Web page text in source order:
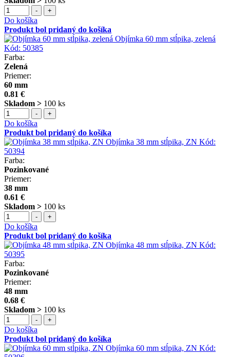
- +
Do košíka
Produkt bol pridaný do košíka
Objímka 60 mm stĺpika, zelená
Kód: 50385
Farba:
Zelená
Priemer:
60 mm
0.81 €
Skladom > 100 ks
- +
Do košíka
Produkt bol pridaný do košíka
Objímka 38 mm stĺpika, ZN Kód:
50394
Farba:
Pozinkované
Priemer:
38 mm
0.61 €
Skladom > 100 ks
- +
Do košíka
Produkt bol pridaný do košíka
Objímka 48 mm stĺpika, ZN Kód:
50395
Farba:
Pozinkované
Priemer:
48 mm
0.68 €
Skladom > 100 ks
- +
Do košíka
Produkt bol pridaný do košíka
Objímka 60 mm stĺpika, ZN Kód: